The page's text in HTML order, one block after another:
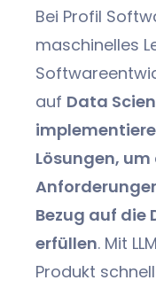
Bei Profil
maschinelles
auf Data
Lösungen,
Bezug auf die
erfüllen. Mit
Produkt